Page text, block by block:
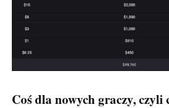
Coś dla nowych graczy, czyli